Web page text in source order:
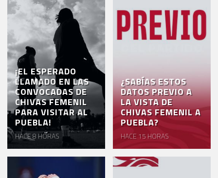
¡EL ESPERADO
LLAMADO EN LAS
CONVOCADAS DE
CHIVAS FEMENIL
PARA VISITAR AL
PUEBLA!
HACE 8 HORAS
¿SABÍAS ESTOS
DATOS PREVIO A
LA VISTA DE
CHIVAS FEMENIL A
PUEBLA?
HACE 15 HORAS